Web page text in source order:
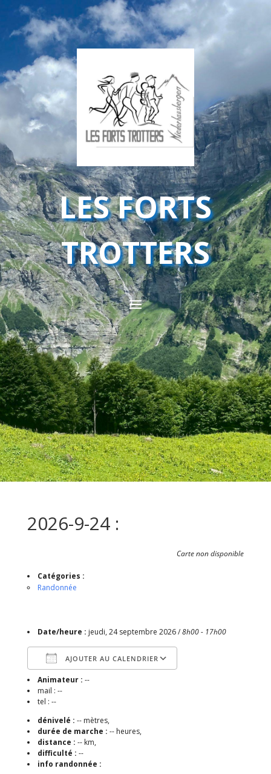
LES FORTS
TROTTERS
2026-9-24 :
Carte non disponible
Catégories :
Randonnée
Date/heure : jeudi, 24 septembre 2026 /8h00 - 17h00
AJOUTER AU CALENDRIER
Télécharger ICS
Animateur : --
mail : --
tel : --
dénivelé : -- mètres,
durée de marche : -- heures,
distance : -- km,
difficulté : --
info randonnée :